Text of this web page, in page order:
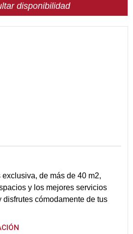
disponibilidad
de más de 40 m2,
y los mejores servicios
disfrutes cómodamente de tus